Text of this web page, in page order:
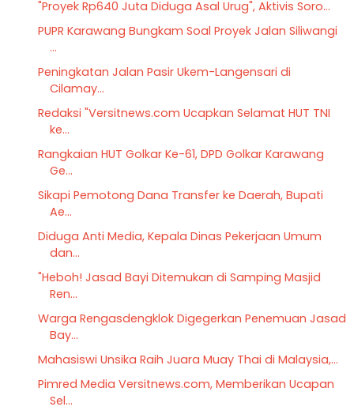
"Proyek Rp640 Juta Diduga Asal Urug", Aktivis Soro...
PUPR Karawang Bungkam Soal Proyek Jalan Siliwangi
...
Peningkatan Jalan Pasir Ukem-Langensari di
Cilamay...
Redaksi "Versitnews.com Ucapkan Selamat HUT TNI
ke...
Rangkaian HUT Golkar Ke-61, DPD Golkar Karawang
Ge...
Sikapi Pemotong Dana Transfer ke Daerah, Bupati
Ae...
Diduga Anti Media, Kepala Dinas Pekerjaan Umum
dan...
"Heboh! Jasad Bayi Ditemukan di Samping Masjid
Ren...
Warga Rengasdengklok Digegerkan Penemuan Jasad
Bay...
Mahasiswi Unsika Raih Juara Muay Thai di Malaysia,...
Pimred Media Versitnews.com, Memberikan Ucapan
Sel...